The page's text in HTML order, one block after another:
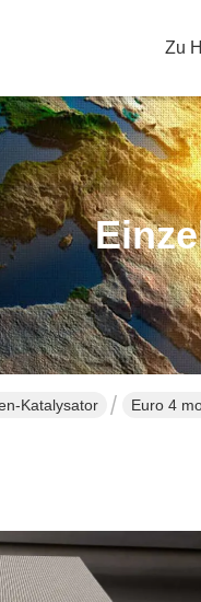
Zu
Katalysator Euro 4